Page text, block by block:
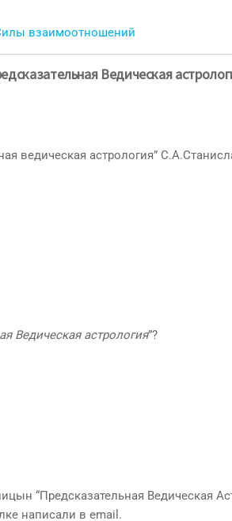
взаимоотношений
Ведическая
ведическая астрология”
Ведическая астрология”?
“Предсказательная Ведическая
написали в email.